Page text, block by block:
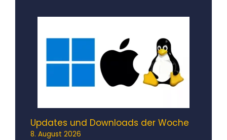
Updates und Downloads der Woche
8. August 2026